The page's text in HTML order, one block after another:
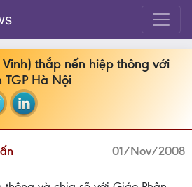
thắp nến hiệp thông với
Hà Nội
01/Nov/2008